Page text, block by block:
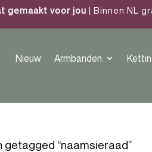
gemaakt voor jou | Binnen NL
Nieuw Armbanden
“naamsieraad”